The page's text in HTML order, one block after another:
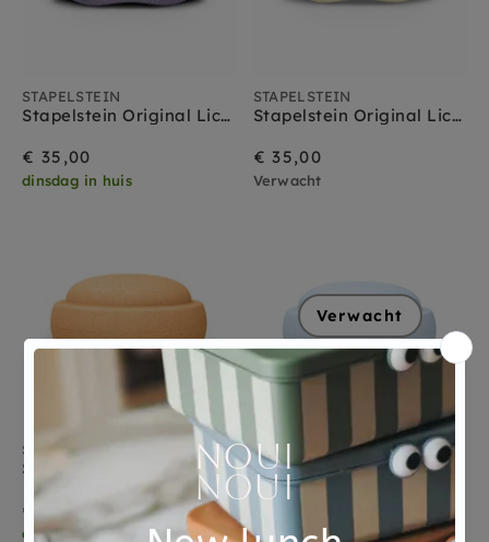
STAPELSTEIN
Stapelstein Original Lichtviolet Pastel
€ 35,00
dinsdag in huis
STAPELSTEIN
Stapelstein Original Lichtgeel Pastel
€ 35,00
Verwacht
STAPELSTEIN
Stapelstein Original Lichtoranje Pastel
€ 35,00
dinsdag in huis
Verwacht
STAPELSTEIN
€ 35,00
Verwacht